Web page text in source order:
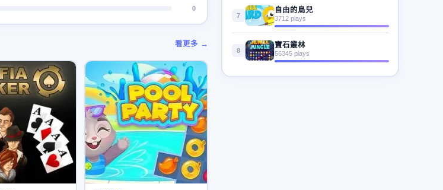
0
看更多 →
7
自由的鳥兒
3712 plays
8
寶石叢林
56345 plays